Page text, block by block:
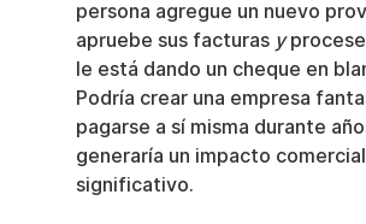
persona agregue un nuevo
apruebe sus facturas y
le está dando un cheque en
Podría crear una empresa
pagarse a sí misma durante
generaría un impacto comercial
significativo.